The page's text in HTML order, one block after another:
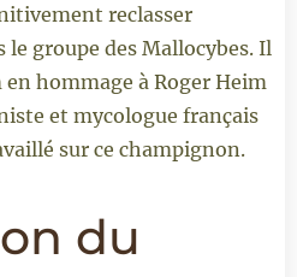
reclasser
groupe des Mallocybes. Il
hommage à Roger Heim
et mycologue français
sur ce champignon.
du